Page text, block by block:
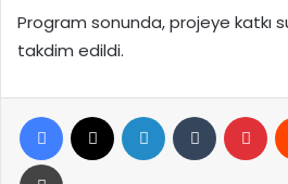
Program sonunda, projeye katkı
takdim edildi.
Facebook LinkedIn Tumblr
Yazdır